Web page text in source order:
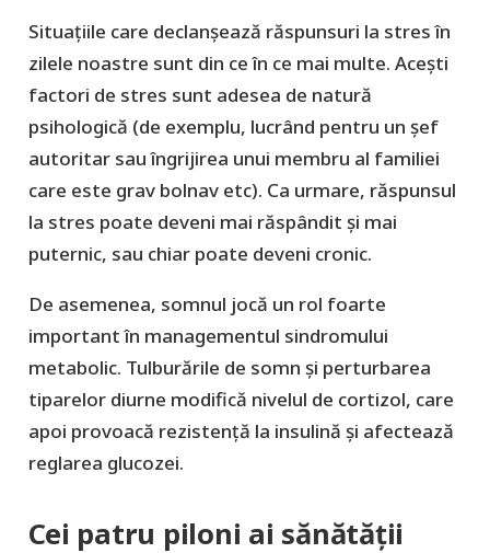
Situațiile care declanșează răspunsuri la stres în
zilele noastre sunt din ce în ce mai multe. Acești
factori de stres sunt adesea de natură
psihologică (de exemplu, lucrând pentru un șef
autoritar sau îngrijirea unui membru al familiei
care este grav bolnav etc). Ca urmare, răspunsul
la stres poate deveni mai răspândit și mai
puternic, sau chiar poate deveni cronic.
De asemenea, somnul jocă un rol foarte
important în managementul sindromului
metabolic. Tulburările de somn și perturbarea
tiparelor diurne modifică nivelul de cortizol, care
apoi provoacă rezistență la insulină și afectează
reglarea glucozei.
Cei patru piloni ai sănătății